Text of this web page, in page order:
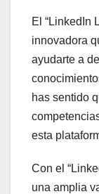
El “LinkedIn
innovadora
ayudarte a
has sentido
esta
Con el
una amplia